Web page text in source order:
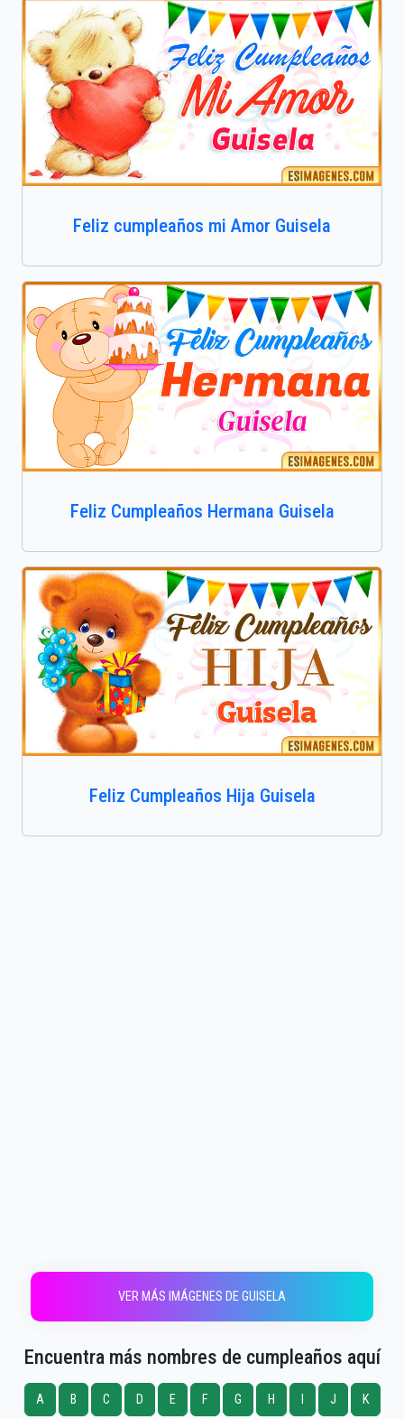
Feliz cumpleaños mi Amor Guisela
Feliz Cumpleaños Hermana Guisela
Feliz Cumpleaños Hija Guisela
VER MÁS IMÁGENES DE GUISELA
Encuentra más nombres de cumpleaños aquí
A B C D E F G H J K